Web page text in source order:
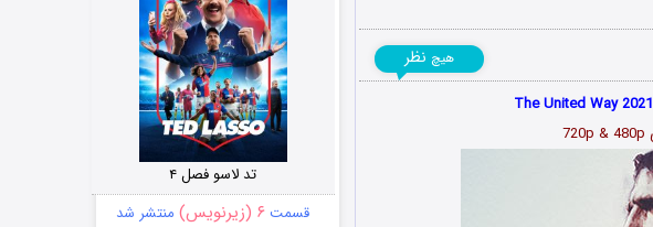
هیچ نظر
تد لاسو فصل ۴
قسمت ۶ (زیرنویس) منتشر شد